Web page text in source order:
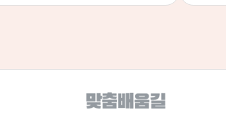
종료 강의 안내 이관 작업으로 인해 일부
었습니다. 서비스 종료 강의 목록은 아래
링크에서 확인하실 수 있습니다. → 서비
안 일